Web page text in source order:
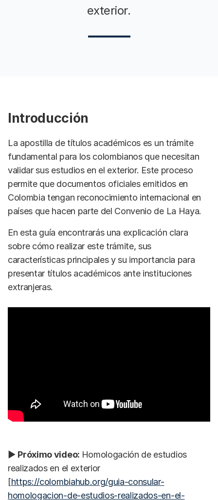
exterior.
Introducción
La apostilla de títulos académicos es un trámite
fundamental para los colombianos que necesitan
validar sus estudios en el exterior. Este proceso
permite que documentos oficiales emitidos en
Colombia tengan reconocimiento internacional en
países que hacen parte del Convenio de La Haya.
En esta guía encontrarás una explicación clara
sobre cómo realizar este trámite, sus
características principales y su importancia para
presentar títulos académicos ante instituciones
extranjeras.
▶ Próximo video: Homologación de estudios
realizados en el exterior
[https://colombiahub.org/guia-consular-
homologacion-de-estudios-realizados-en-el-